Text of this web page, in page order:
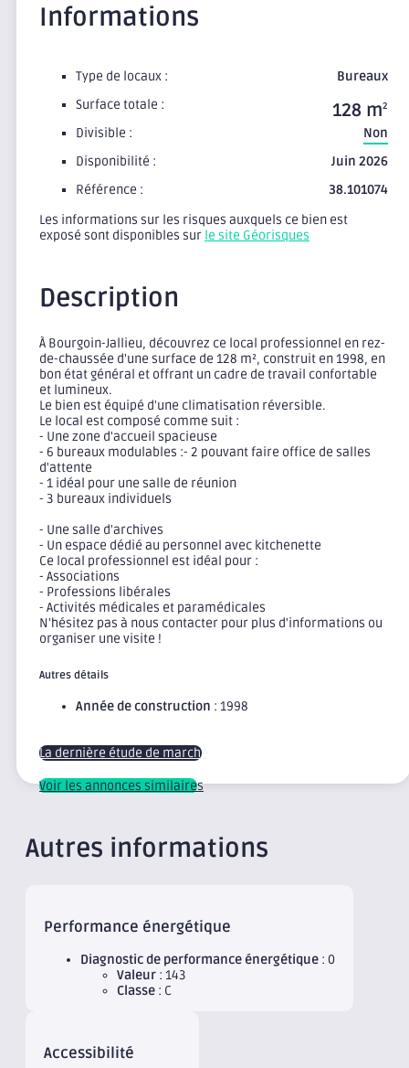
Informations
Type de locaux :
Bureaux
Surface totale :
128 m2
Divisible :
Non
Disponibilité :
Juin 2026
Référence :
38.101074
Les informations sur les risques auxquels ce bien est
exposé sont disponibles sur le site Géorisques
Description
À Bourgoin-Jallieu, découvrez ce local professionnel en rez-
de-chaussée d'une surface de 128 m², construit en 1998, en
bon état général et offrant un cadre de travail confortable
et lumineux.
Le bien est équipé d'une climatisation réversible.
Le local est composé comme suit :
- Une zone d'accueil spacieuse
- 6 bureaux modulables :- 2 pouvant faire office de salles
d'attente
- 1 idéal pour une salle de réunion
- 3 bureaux individuels
- Une salle d'archives
- Un espace dédié au personnel avec kitchenette
Ce local professionnel est idéal pour :
- Associations
- Professions libérales
- Activités médicales et paramédicales
N'hésitez pas à nous contacter pour plus d'informations ou
organiser une visite !
Autres détails
Année de construction : 1998
La dernière étude de marché
Voir les annonces similaires
Autres informations
Performance énergétique
Diagnostic de performance énergétique : 0
Valeur : 143
Classe : C
Accessibilité